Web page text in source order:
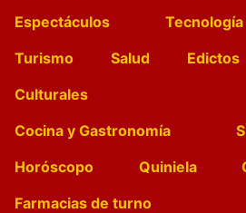
Espectáculos
Tecnología
Turismo
Salud Edictos
Culturales
Cocina y Gastronomía
Horóscopo
Quiniela
Farmacias de turno